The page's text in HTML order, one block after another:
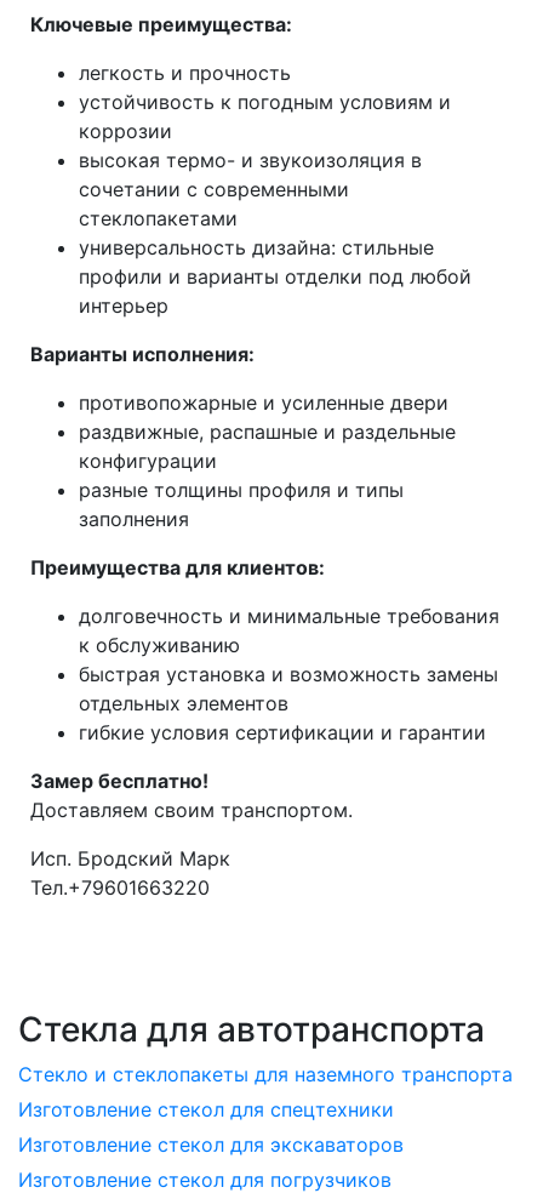
Ключевые преимущества:
легкость и прочность
устойчивость к погодным условиям и
коррозии
высокая термо- и звукоизоляция в
сочетании с современными
стеклопакетами
универсальность дизайна: стильные
профили и варианты отделки под любой
интерьер
Варианты исполнения:
противопожарные и усиленные двери
раздвижные, распашные и раздельные
конфигурации
разные толщины профиля и типы
заполнения
Преимущества для клиентов:
долговечность и минимальные требования
к обслуживанию
быстрая установка и возможность замены
отдельных элементов
гибкие условия сертификации и гарантии
Замер бесплатно!
Доставляем своим транспортом.
Исп. Бродский Марк
Тел.+79601663220
Стекла для автотранспорта
Стекло и стеклопакеты для наземного транспорта
Изготовление стекол для спецтехники
Изготовление стекол для экскаваторов
Изготовление стекол для погрузчиков